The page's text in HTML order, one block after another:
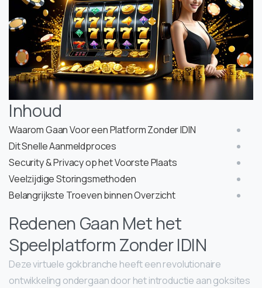
Inhoud
Waarom Gaan Voor een Platform Zonder IDIN
Dit Snelle Aanmeldproces
Security & Privacy op het Voorste Plaats
Veelzijdige Storingsmethoden
Belangrijkste Troeven binnen Overzicht
Redenen Gaan Met het
Speelplatform Zonder IDIN
Deze virtuele gokbranche heeft een revolutionaire
ontwikkeling ondergaan door het introductie aan goksites